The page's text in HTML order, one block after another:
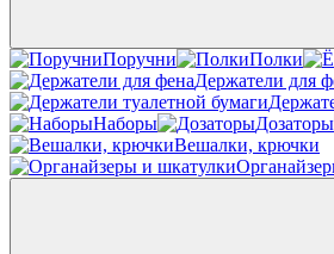
Поручни Полки
Держатели для
Наборы
Дозаторы
Вешалки, крючки